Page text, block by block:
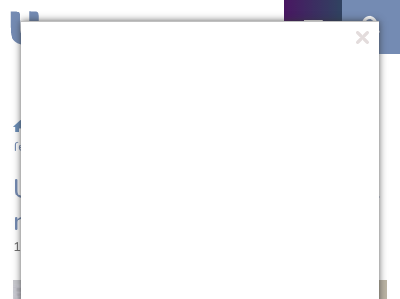
feira(21)
UCPel começa ano letivo 2022
nesta segunda-feira(21)
18.02.2022 | 15:01